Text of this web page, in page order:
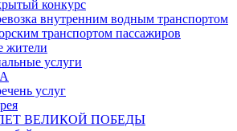
конкурс
внутренним водным транспортом
транспортом пассажиров
жители
услуги
услуг
ВЕЛИКОЙ ПОБЕДЫ